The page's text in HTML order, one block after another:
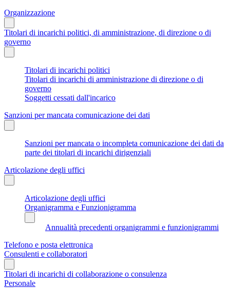
Organizzazione
Titolari di incarichi politici, di amministrazione, di direzione o di
governo
Titolari di incarichi politici
Titolari di incarichi di amministrazione di direzione o di
governo
Soggetti cessati dall'incarico
Sanzioni per mancata comunicazione dei dati
Sanzioni per mancata o incompleta comunicazione dei dati da
parte dei titolari di incarichi dirigenziali
Articolazione degli uffici
Articolazione degli uffici
Organigramma e Funzionigramma
Annualità precedenti organigrammi e funzionigrammi
Telefono e posta elettronica
Consulenti e collaboratori
Titolari di incarichi di collaborazione o consulenza
Personale